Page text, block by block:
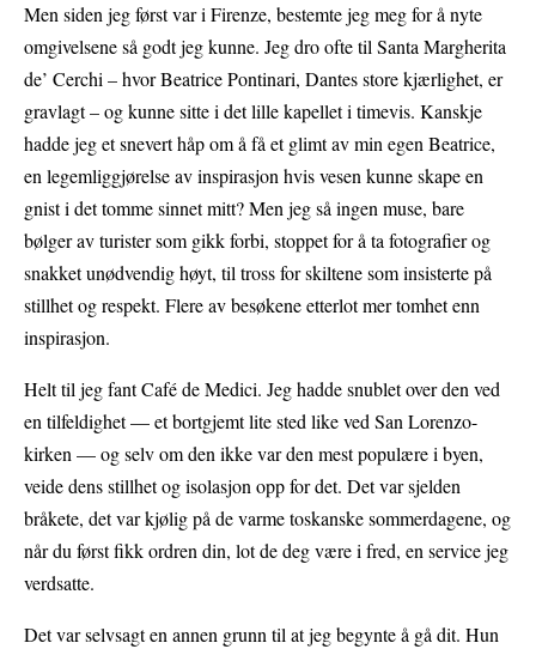
Men siden jeg først var i Firenze, bestemte jeg meg for å nyte
omgivelsene så godt jeg kunne. Jeg dro ofte til Santa Margherita
de’ Cerchi – hvor Beatrice Pontinari, Dantes store kjærlighet, er
gravlagt – og kunne sitte i det lille kapellet i timevis. Kanskje
hadde jeg et snevert håp om å få et glimt av min egen Beatrice,
en legemliggjørelse av inspirasjon hvis vesen kunne skape en
gnist i det tomme sinnet mitt? Men jeg så ingen muse, bare
bølger av turister som gikk forbi, stoppet for å ta fotografier og
snakket unødvendig høyt, til tross for skiltene som insisterte på
stillhet og respekt. Flere av besøkene etterlot mer tomhet enn
inspirasjon.
Helt til jeg fant Café de Medici. Jeg hadde snublet over den ved
en tilfeldighet — et bortgjemt lite sted like ved San Lorenzo-
kirken — og selv om den ikke var den mest populære i byen,
veide dens stillhet og isolasjon opp for det. Det var sjelden
bråkete, det var kjølig på de varme toskanske sommerdagene, og
når du først fikk ordren din, lot de deg være i fred, en service jeg
verdsatte.
Det var selvsagt en annen grunn til at jeg begynte å gå dit. Hun